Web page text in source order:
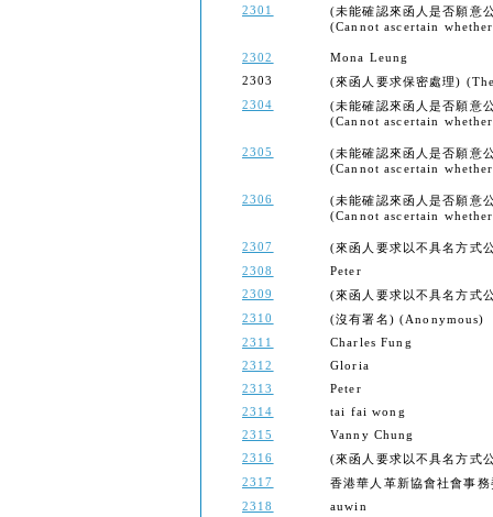
2301
(未能確認來函人是否願意
(Cannot ascertain
2302
Mona Leung
2303
(來函人要求保密處理)
2304
(未能確認來函人是否願意
(Cannot ascertain
2305
(未能確認來函人是否願意
(Cannot ascertain
2306
(未能確認來函人是否願意
(Cannot ascertain
2307
(來函人要求以不具名方式
2308
Peter
2309
(來函人要求以不具名方式
2310
(沒有署名) (Anonymous)
2311
Charles Fung
2312
Gloria
2313
Peter
2314
tai fai wong
2315
Vanny Chung
2316
(來函人要求以不具名方式
2317
香港華人革新協會社會事務
2318
auwin